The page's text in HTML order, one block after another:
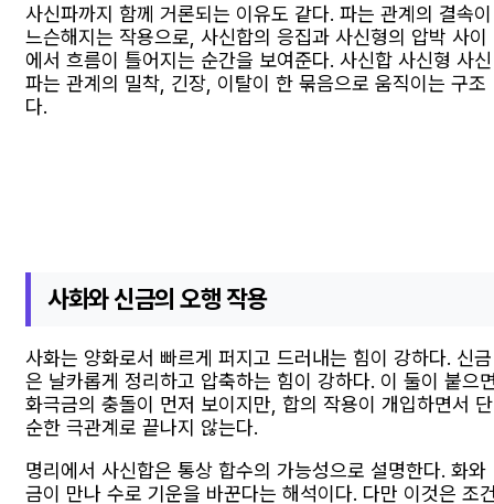
사신파까지 함께 거론되는 이유도 같다. 파는 관계의 결속이
느슨해지는 작용으로, 사신합의 응집과 사신형의 압박 사이
에서 흐름이 틀어지는 순간을 보여준다. 사신합 사신형 사신
파는 관계의 밀착, 긴장, 이탈이 한 묶음으로 움직이는 구조
다.
사화와 신금의 오행 작용
사화는 양화로서 빠르게 퍼지고 드러내는 힘이 강하다. 신금
은 날카롭게 정리하고 압축하는 힘이 강하다. 이 둘이 붙으
화극금의 충돌이 먼저 보이지만, 합의 작용이 개입하면서 단
순한 극관계로 끝나지 않는다.
명리에서 사신합은 통상 합수의 가능성으로 설명한다. 화와
금이 만나 수로 기운을 바꾼다는 해석이다. 다만 이것은 조